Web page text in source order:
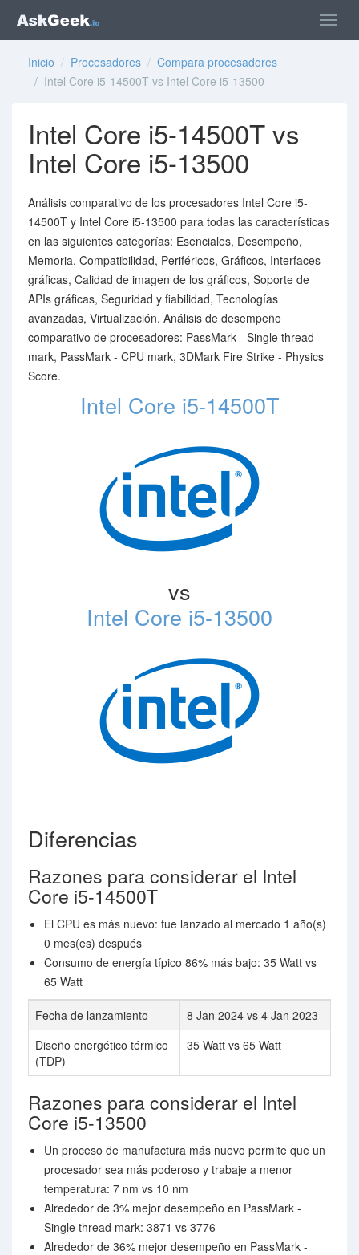
Inicio / Procesadores / Compara procesadores
/ Intel Core i5-14500T vs Intel Core i5-13500
Intel Core i5-14500T vs
Intel Core i5-13500
Análisis comparativo de los procesadores Intel Core i5-
14500T y Intel Core i5-13500 para todas las características
en las siguientes categorías: Esenciales, Desempeño,
Memoria, Compatibilidad, Periféricos, Gráficos, Interfaces
gráficas, Calidad de imagen de los gráficos, Soporte de
APIs gráficas, Seguridad y fiabilidad, Tecnologías
avanzadas, Virtualización. Análisis de desempeño
comparativo de procesadores: PassMark - Single thread
mark, PassMark - CPU mark, 3DMark Fire Strike - Physics
Score.
Intel Core i5-14500T
vs
Intel Core i5-13500
Diferencias
Razones para considerar el Intel
Core i5-14500T
El CPU es más nuevo: fue lanzado al mercado 1 año(s)
0 mes(es) después
Consumo de energía típico 86% más bajo: 35 Watt vs
65 Watt
Fecha de lanzamiento
8 Jan 2024 vs 4 Jan 2023
Diseño energético térmico
(TDP)
35 Watt vs 65 Watt
Razones para considerar el Intel
Core i5-13500
Un proceso de manufactura más nuevo permite que un
procesador sea más poderoso y trabaje a menor
temperatura: 7 nm vs 10 nm
Alrededor de 3% mejor desempeño en PassMark -
Single thread mark: 3871 vs 3776
Alrededor de 36% mejor desempeño en PassMark -